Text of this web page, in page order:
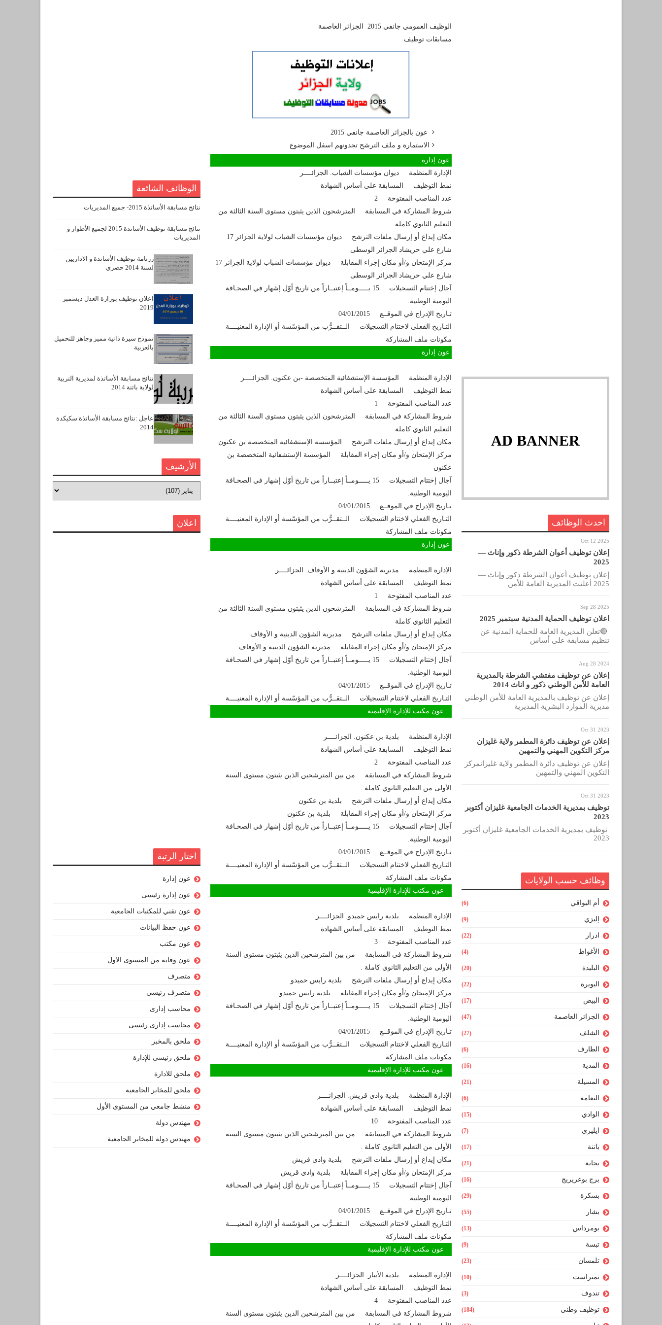
AD BANNER
احدث الوظائف
Oct 12 2025
إعلان توظيف أعوان الشرطة ذكور وإناث —
2025
إعلان توظيف أعوان الشرطة ذكور وإناث —
2025 أعلنت المديرية العامة للأمن
Sep 28 2025
اعلان توظيف الحماية المدنية سبتمبر 2025
🔴تعلن المديرية العامة للحماية المدنية عن
تنظيم مسابقة على أساس
Aug 28 2024
إعلان عن توظيف مفتشي الشرطة بالمديرية
العامة للأمن الوطني ذكور و اناث 2014
إعلان عن توظيف بالمديرية العامة للأمن الوطني
مديرية الموارد البشرية المديرية
Oct 31 2023
إعلان عن توظيف دائرة المطمر ولاية غليزان
مركز التكوين المهني والتمهين
إعلان عن توظيف دائرة المطمر ولاية غليزانمركز
التكوين المهني والتمهين
Oct 31 2023
توظيف بمديرية الخدمات الجامعية غليزان أكتوبر
2023
توظيف بمديرية الخدمات الجامعية غليزان أكتوبر
2023
وظائف حسب الولايات
أم البواقي (6)
إليزي (9)
ادرار (22)
الأغواط (4)
البليدة (20)
البويرة (22)
البيض (17)
الجزائر العاصمة (47)
الشلف (27)
الطارف (6)
المدية (16)
المسيلة (21)
النعامة (6)
الوادي (15)
ايليزي (7)
باتنة (17)
بجاية (21)
برج بوعريريج (16)
بسكرة (29)
بشار (55)
بومرداس (13)
تبسة (9)
تلمسان (23)
تمنراست (10)
تندوف (3)
توظيف وطني (184)
الوظيف العمومي جانفي 2015 الجزائر العاصمة
مسابقات توظيف
عون بالجزائر العاصمة جانفي 2015
الاستمارة و ملف الترشح تجدونهم اسفل الموضوع
عون إدارة
الإدارة المنظمة ديوان مؤسسات الشباب. الجزائــــر
نمط التوظيف المسابقة على أساس الشهادة
عدد المناصب المفتوحة 2
شروط المشاركة في المسابقة المترشحون الذين يثبتون مستوى السنة الثالثة من
التعليم الثانوي كاملة
مكان إيداع أو إرسال ملفات الترشح ديوان مؤسسات الشباب لولاية الجزائر 17
شارع علي حريشاد الجزائر الوسطى
مركز الإمتحان و/أو مكان إجراء المقابلة ديوان مؤسسات الشباب لولاية الجزائر 17
شارع علي حريشاد الجزائر الوسطى
آجال إختتام التسجيلات 15 يـــــومــاً إعتبــاراً من تاريخ أوّل إشهار في الصحـافة
اليومية الوطنية.
تـاريخ الإدراج في الموقــع 04/01/2015
التـاريخ الفعلي لاختتام التسجيلات الــتقــرُّب من المؤسّسة أو الإدارة المعنيــــة
مكونات ملف المشاركة
عون إدارة
الإدارة المنظمة المؤسسة الإستشفائية المتخصصة -بن عكنون. الجزائــــر
نمط التوظيف المسابقة على أساس الشهادة
عدد المناصب المفتوحة 1
شروط المشاركة في المسابقة المترشحون الذين يثبتون مستوى السنة الثالثة من
التعليم الثانوي كاملة
مكان إيداع أو إرسال ملفات الترشح المؤسسة الإستشفائية المتخصصة بن عكنون
مركز الإمتحان و/أو مكان إجراء المقابلة المؤسسة الإستشفائية المتخصصة بن
عكنون
آجال إختتام التسجيلات 15 يـــــومــاً إعتبــاراً من تاريخ أوّل إشهار في الصحـافة
اليومية الوطنية.
تـاريخ الإدراج في الموقــع 04/01/2015
التـاريخ الفعلي لاختتام التسجيلات الــتقــرُّب من المؤسّسة أو الإدارة المعنيــــة
مكونات ملف المشاركة
عون إدارة
الإدارة المنظمة مديرية الشؤون الدينية و الأوقاف. الجزائــــر
نمط التوظيف المسابقة على أساس الشهادة
عدد المناصب المفتوحة 1
شروط المشاركة في المسابقة المترشحون الذين يثبتون مستوى السنة الثالثة من
التعليم الثانوي كاملة
مكان إيداع أو إرسال ملفات الترشح مديرية الشؤون الدينية و الأوقاف
مركز الإمتحان و/أو مكان إجراء المقابلة مديرية الشؤون الدينية و الأوقاف
آجال إختتام التسجيلات 15 يـــــومــاً إعتبــاراً من تاريخ أوّل إشهار في الصحـافة
اليومية الوطنية.
تـاريخ الإدراج في الموقــع 04/01/2015
التـاريخ الفعلي لاختتام التسجيلات الــتقــرُّب من المؤسّسة أو الإدارة المعنيــــة
عون مكتب للإدارة الإقليمية
الإدارة المنظمة بلدية بن عكنون. الجزائــــر
نمط التوظيف المسابقة على أساس الشهادة
عدد المناصب المفتوحة 2
شروط المشاركة في المسابقة من بين المترشحين الذين يثبتون مستوى السنة
الأولى من التعليم الثانوي كاملة .
مكان إيداع أو إرسال ملفات الترشح بلدية بن عكنون
مركز الإمتحان و/أو مكان إجراء المقابلة بلدية بن عكنون
آجال إختتام التسجيلات 15 يـــــومــاً إعتبــاراً من تاريخ أوّل إشهار في الصحـافة
اليومية الوطنية.
تـاريخ الإدراج في الموقــع 04/01/2015
التـاريخ الفعلي لاختتام التسجيلات الــتقــرُّب من المؤسّسة أو الإدارة المعنيــــة
مكونات ملف المشاركة
عون مكتب للإدارة الإقليمية
الإدارة المنظمة بلدية رايس حميدو. الجزائــــر
نمط التوظيف المسابقة على أساس الشهادة
عدد المناصب المفتوحة 3
شروط المشاركة في المسابقة من بين المترشحين الذين يثبتون مستوى السنة
الأولى من التعليم الثانوي كاملة .
مكان إيداع أو إرسال ملفات الترشح بلدية رايس حميدو
مركز الإمتحان و/أو مكان إجراء المقابلة بلدية رايس حميدو
آجال إختتام التسجيلات 15 يـــــومــاً إعتبــاراً من تاريخ أوّل إشهار في الصحـافة
اليومية الوطنية.
تـاريخ الإدراج في الموقــع 04/01/2015
التـاريخ الفعلي لاختتام التسجيلات الــتقــرُّب من المؤسّسة أو الإدارة المعنيــــة
مكونات ملف المشاركة
عون مكتب للإدارة الإقليمية
الإدارة المنظمة بلدية وادي قريش. الجزائــــر
نمط التوظيف المسابقة على أساس الشهادة
عدد المناصب المفتوحة 10
شروط المشاركة في المسابقة من بين المترشحين الذين يثبتون مستوى السنة
الأولى من التعليم الثانوي كاملة .
مكان إيداع أو إرسال ملفات الترشح بلدية وادي قريش
مركز الإمتحان و/أو مكان إجراء المقابلة بلدية وادي قريش
آجال إختتام التسجيلات 15 يـــــومــاً إعتبــاراً من تاريخ أوّل إشهار في الصحـافة
اليومية الوطنية.
تـاريخ الإدراج في الموقــع 04/01/2015
التـاريخ الفعلي لاختتام التسجيلات الــتقــرُّب من المؤسّسة أو الإدارة المعنيــــة
مكونات ملف المشاركة
عون مكتب للإدارة الإقليمية
الإدارة المنظمة بلدية الأبيار. الجزائــــر
نمط التوظيف المسابقة على أساس الشهادة
عدد المناصب المفتوحة 4
شروط المشاركة في المسابقة من بين المترشحين الذين يثبتون مستوى السنة
الوظائف الشائعة
نتائج مسابقة الأساتذة 2015- جميع المديريات
نتائج مسابقة توظيف الأساتذة 2015 لجميع الأطوار و
المديريات
رزنامة توظيف الأساتذة و الاداريين
لسنة 2014 حصري
اعلان توظيف بوزارة العدل ديسمبر
2019
نموذج سيرة ذاتية مميز وجاهز للتحميل
بالعربية
نتائج مسابقة الأساتذة لمديرية التربية
لولاية باتنة 2014
عاجل :نتائج مسابقة الأساتذة سكيكدة
2014
الأرشيف
اعلان
اختار الرتبة
عون إدارة
عون إدارة رئيسى
عون تقني للمكتبات الجامعية
عون حفظ البيانات
عون مكتب
عون وقاية من المستوى الاول
متصرف
متصرف رئيسي
محاسب إدارى
محاسب إدارى رئيسى
ملحق بالمخبر
ملحق رئيسى للإدارة
ملحق للادارة
ملحق للمخابر الجامعية
منشط جامعي من المستوى الأول
مهندس دولة
مهندس دولة للمخابر الجامعية